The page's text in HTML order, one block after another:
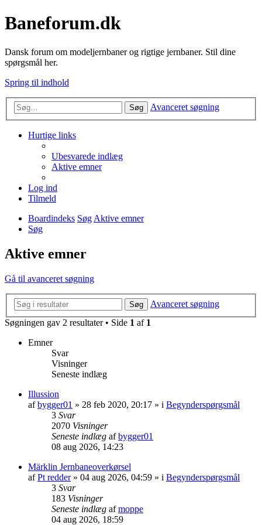
Baneforum.dk
Dansk forum om modeljernbaner og rigtige jernbaner. Stil dine
spørgsmål her.
Spring til indhold
Søg Avanceret søgning
Hurtige links
Ubesvarede indlæg
Aktive emner
Log ind
Tilmeld
Boardindeks SøgAktive emner
Søg
Aktive emner
Gå til avanceret søgning
Søg
Avanceret søgning
Søgningen gav 2 resultater • Side 1 af 1
Emner
Svar
Visninger
Seneste indlæg
Illussion
afbygger01 » 28 feb 2020, 20:17 » i Begynderspørgsmål
3 Svar
2070 Visninger
Seneste indlæg afbygger01
08 aug 2026, 14:23
Märklin Jernbaneoverkørsel
afPt redder» 04 aug 2026, 04:59 » i Begynderspørgsmål
3 Svar
183 Visninger
Seneste indlæg afmoppe
04 aug 2026, 18:59